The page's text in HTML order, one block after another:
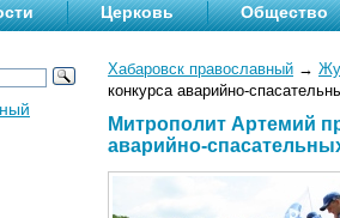
Церковь Общество
Хабаровск православный →
конкурса аварийно-
Митрополит Артемий
аварийно-